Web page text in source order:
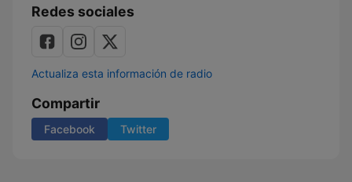
Redes sociales
Actualiza esta información de radio
Compartir
Facebook Twitter